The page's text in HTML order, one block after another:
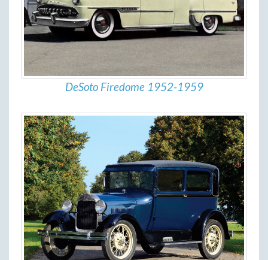
DeSoto Firedome 1952-1959